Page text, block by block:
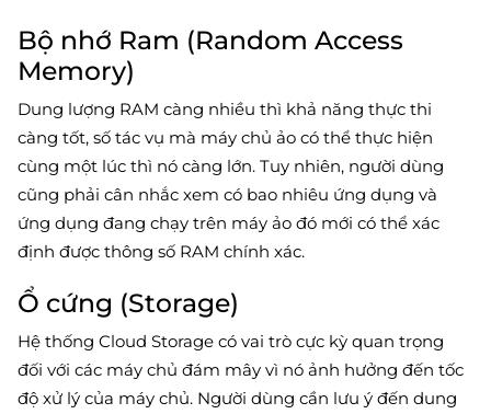
Bộ nhớ Ram (Random Access
Memory)
Dung lượng RAM càng nhiều thì khả năng thực thi
càng tốt, số tác vụ mà máy chủ ảo có thể thực hiện
cùng một lúc thì nó càng lớn. Tuy nhiên, người dùng
cũng phải cân nhắc xem có bao nhiêu ứng dụng và
ứng dụng đang chạy trên máy ảo đó mới có thể xác
định được thông số RAM chính xác.
Ổ cứng (Storage)
Hệ thống Cloud Storage có vai trò cực kỳ quan trọng
đối với các máy chủ đám mây vì nó ảnh hưởng đến tốc
độ xử lý của máy chủ. Người dùng cần lưu ý đến dung